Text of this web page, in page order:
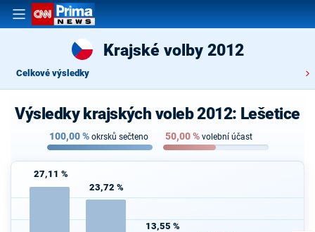
Krajské volby 2012
Celkové výsledky
Výsledky krajských voleb 2012: Lešetice
100,00% okrsků sečteno 50,00% volební účast
27,11 %
23,72 %
13,55 %